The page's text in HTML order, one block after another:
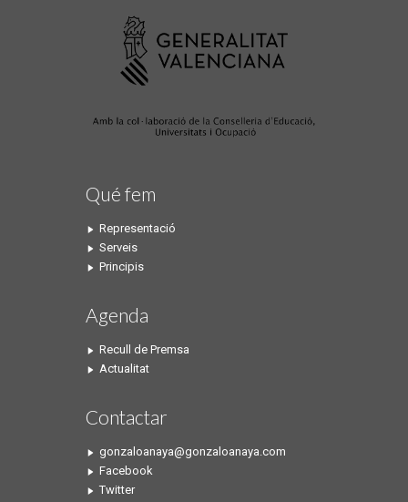
Qué fem
Representació
Serveis
Principis
Agenda
Recull de Premsa
Actualitat
Contactar
gonzaloanaya@gonzaloanaya.com
Facebook
Twitter